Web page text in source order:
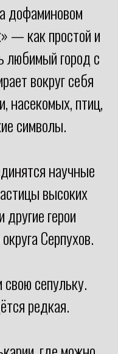
дофаминовом
— как простой и
любимый город с
вокруг себя
насекомых, птиц,
символы.
научные
высоких
другие герои
Серпухов.
сепульку.
редкая.